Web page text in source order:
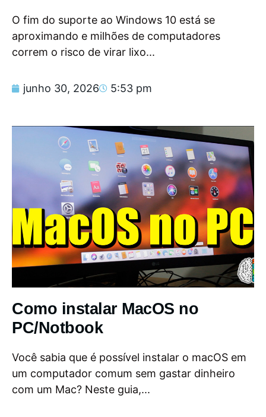
O fim do suporte ao Windows 10 está se
aproximando e milhões de computadores
correm o risco de virar lixo...
junho 30, 2026 5:53 pm
Como instalar MacOS no
PC/Notbook
Você sabia que é possível instalar o macOS em
um computador comum sem gastar dinheiro
com um Mac? Neste guia,...